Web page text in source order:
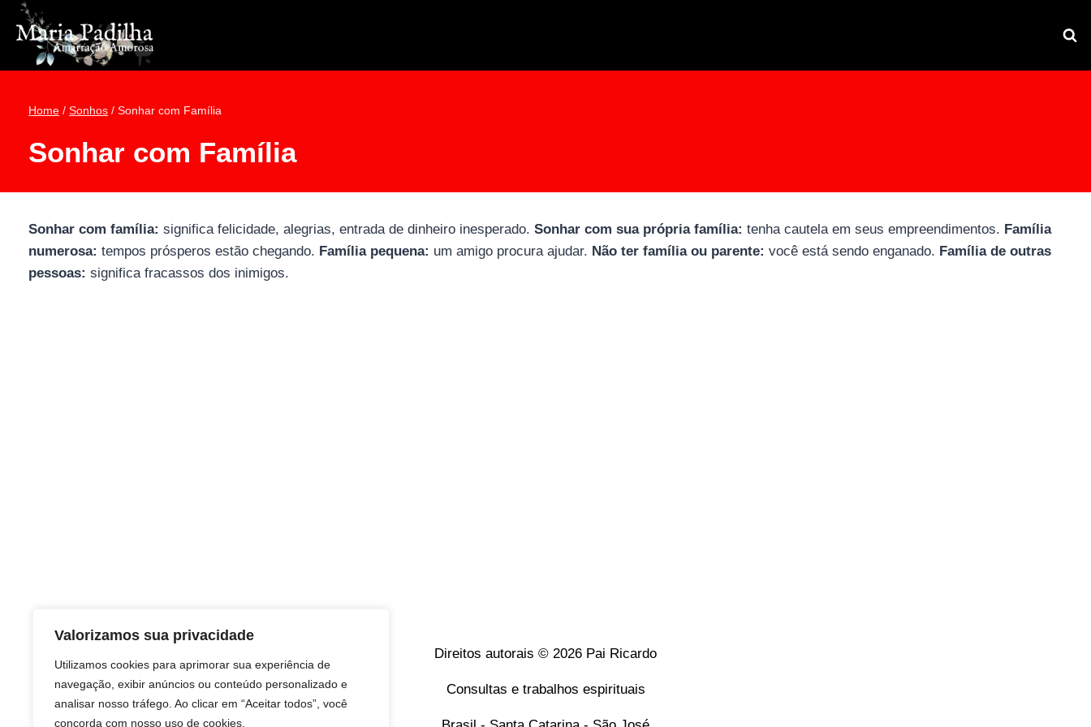
Valorizamos sua privacidade
Utilizamos cookies para aprimorar sua experiência de
navegação, exibir anúncios ou conteúdo personalizado e
analisar nosso tráfego. Ao clicar em “Aceitar todos”, você
concorda com nosso uso de cookies.
Pular
para
Conteúdo
Home / Sonhos / Sonhar com Família
Sonhar com Família
Sonhar com família: significa felicidade, alegrias, entrada de dinheiro inesperado. Sonhar com sua própria família: tenha cautela em seus empreendimentos. Família
numerosa: tempos prósperos estão chegando. Família pequena: um amigo procura ajudar. Não ter família ou parente: você está sendo enganado. Família de outras
pessoas: significa fracassos dos inimigos.
Direitos autorais © 2026 Pai Ricardo
Consultas e trabalhos espirituais